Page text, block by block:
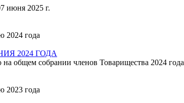
июня 2025 г.
2024 года
2024 ГОДА
общем собрании членов Товарищества 2024 года
2023 года